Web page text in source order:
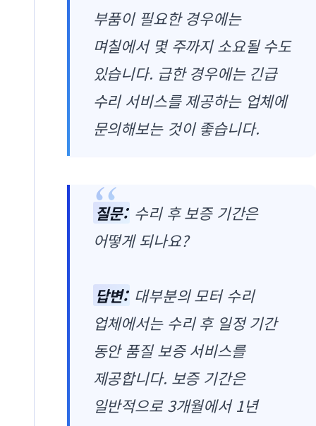
부품이 필요한 경우에는
며칠에서 몇 주까지 소요될 수도
있습니다. 급한 경우에는 긴급
수리 서비스를 제공하는 업체에
문의해보는 것이 좋습니다.
질문: 수리 후 보증 기간은
어떻게 되나요?
답변: 대부분의 모터 수리
업체에서는 수리 후 일정 기간
동안 품질 보증 서비스를
제공합니다. 보증 기간은
일반적으로 3개월에서 1년